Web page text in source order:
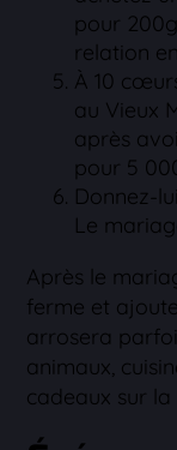
pour
relation
À 10
au Vieux
après
pour 5
Donnez-
Le
Après le
ferme et
arrosera
animaux,
cadeaux sur